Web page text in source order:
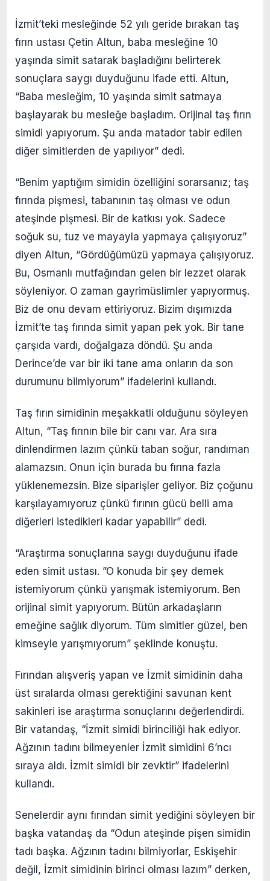
İzmit’teki mesleğinde 52 yılı geride bırakan taş
fırın ustası Çetin Altun, baba mesleğine 10
yaşında simit satarak başladığını belirterek
sonuçlara saygı duyduğunu ifade etti. Altun,
“Baba mesleğim, 10 yaşında simit satmaya
başlayarak bu mesleğe başladım. Orijinal taş fırın
simidi yapıyorum. Şu anda matador tabir edilen
diğer simitlerden de yapılıyor” dedi.
“Benim yaptığım simidin özelliğini sorarsanız; taş
fırında pişmesi, tabanının taş olması ve odun
ateşinde pişmesi. Bir de katkısı yok. Sadece
soğuk su, tuz ve mayayla yapmaya çalışıyoruz”
diyen Altun, “Gördüğümüzü yapmaya çalışıyoruz.
Bu, Osmanlı mutfağından gelen bir lezzet olarak
söyleniyor. O zaman gayrimüslimler yapıyormuş.
Biz de onu devam ettiriyoruz. Bizim dışımızda
İzmit’te taş fırında simit yapan pek yok. Bir tane
çarşıda vardı, doğalgaza döndü. Şu anda
Derince’de var bir iki tane ama onların da son
durumunu bilmiyorum” ifadelerini kullandı.
Taş fırın simidinin meşakkatli olduğunu söyleyen
Altun, “Taş fırının bile bir canı var. Ara sıra
dinlendirmen lazım çünkü taban soğur, randıman
alamazsın. Onun için burada bu fırına fazla
yüklenemezsin. Bize siparişler geliyor. Biz çoğunu
karşılayamıyoruz çünkü fırının gücü belli ama
diğerleri istedikleri kadar yapabilir” dedi.
“Araştırma sonuçlarına saygı duyduğunu ifade
eden simit ustası. ”O konuda bir şey demek
istemiyorum çünkü yarışmak istemiyorum. Ben
orijinal simit yapıyorum. Bütün arkadaşların
emeğine sağlık diyorum. Tüm simitler güzel, ben
kimseyle yarışmıyorum” şeklinde konuştu.
Fırından alışveriş yapan ve İzmit simidinin daha
üst sıralarda olması gerektiğini savunan kent
sakinleri ise araştırma sonuçlarını değerlendirdi.
Bir vatandaş, “İzmit simidi birinciliği hak ediyor.
Ağzının tadını bilmeyenler İzmit simidini 6’ncı
sıraya aldı. İzmit simidi bir zevktir” ifadelerini
kullandı.
Senelerdir aynı fırından simit yediğini söyleyen bir
başka vatandaş da “Odun ateşinde pişen simidin
tadı başka. Ağzının tadını bilmiyorlar, Eskişehir
değil, İzmit simidinin birinci olması lazım” derken,